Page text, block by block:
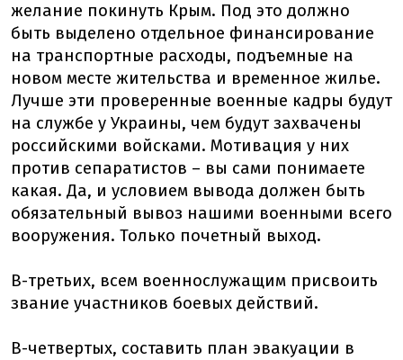
желание покинуть Крым. Под это должно
быть выделено отдельное финансирование
на транспортные расходы, подъемные на
новом месте жительства и временное жилье.
Лучше эти проверенные военные кадры будут
на службе у Украины, чем будут захвачены
российскими войсками. Мотивация у них
против сепаратистов – вы сами понимаете
какая. Да, и условием вывода должен быть
обязательный вывоз нашими военными всего
вооружения. Только почетный выход.
В-третьих, всем военнослужащим присвоить
звание участников боевых действий.
В-четвертых, составить план эвакуации в